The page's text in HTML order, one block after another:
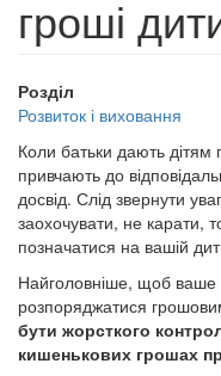
гроші
Розділ
Розвиток і виховання
Коли батьки дають дітям
привчають до
досвід. Слід звернути
заохочувати, не карати,
позначатися на вашій
Найголовніше, щоб ваше
розпоряджатися
бути жорсткого
кишенькових грошах